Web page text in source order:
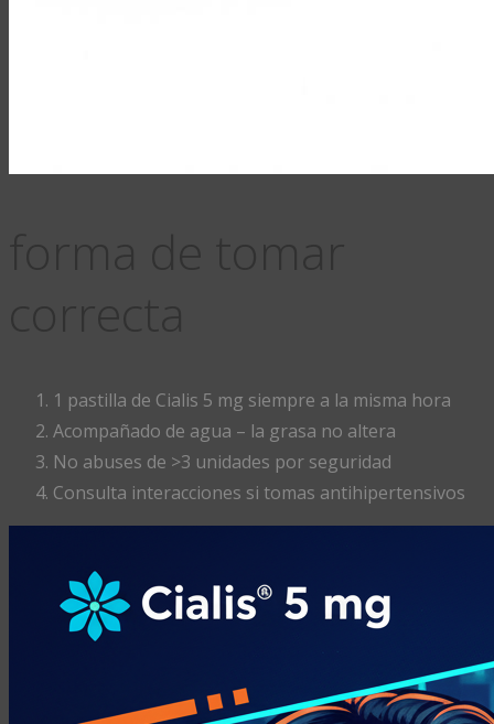
1 pastilla de Cialis 5 mg siempre a la misma hora
Acompañado de agua – la grasa no altera
No abuses de >3 unidades por seguridad
Consulta interacciones si tomas antihipertensivos